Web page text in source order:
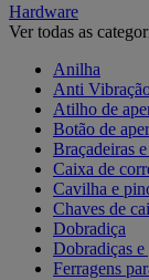
Hardware
Ver todas as
Anilha
Anti
Atilho de
Botão de
Braçadeiras
Caixa de
Cavilha e
Chaves de
Dobradiça
Dobradiças e
Ferragens